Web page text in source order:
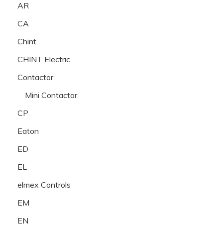
AR
CA
Chint
CHINT Electric
Contactor
Mini Contactor
CP
Eaton
ED
EL
elmex Controls
EM
EN